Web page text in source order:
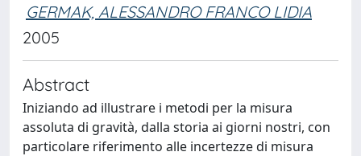
GERMAK, ALESSANDRO FRANCO LIDIA
2005
Abstract
Iniziando ad illustrare i metodi per la misura
assoluta di gravità, dalla storia ai giorni nostri, con
particolare riferimento alle incertezze di misura